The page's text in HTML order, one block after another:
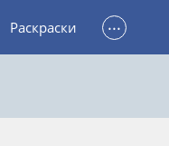
Раскраски ...